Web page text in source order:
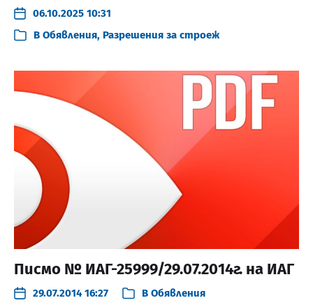
06.10.2025 10:31
В Обявления, Разрешения за строеж
Писмо № ИАГ-25999/29.07.2014г. на ИАГ
29.07.2014 16:27 В Обявления